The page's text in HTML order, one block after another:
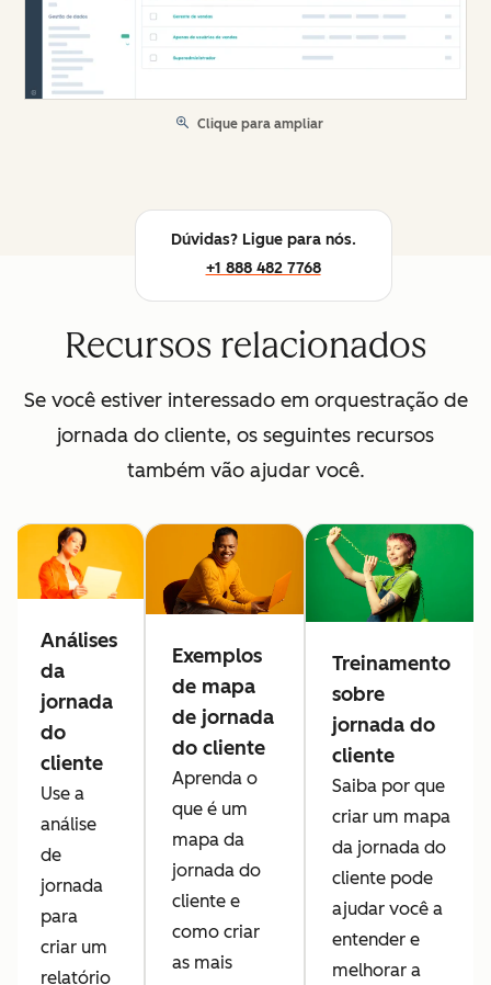
Clique para ampliar
Dúvidas? Ligue para nós.
+1 888 482 7768
Recursos relacionados
Se você estiver interessado em orquestração de
jornada do cliente, os seguintes recursos
também vão ajudar você.
Análises
da
jornada
do
cliente
Use a
análise
de
jornada
para
criar um
relatório
Exemplos
de mapa
de jornada
do cliente
Aprenda o
que é um
mapa da
jornada do
cliente e
como criar
as mais
Treinamento
sobre
jornada do
cliente
Saiba por que
criar um mapa
da jornada do
cliente pode
ajudar você a
entender e
melhorar a